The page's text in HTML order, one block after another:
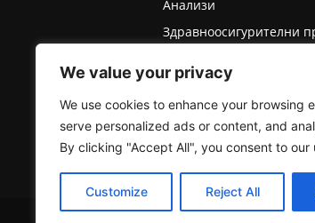
We value your privacy
We use cookies to enhance your browsing
serve personalized ads or content, and
By clicking "Accept All", you consent to our
Customize Reject All
Анализи
Здравноосигурителни
Медицинска
2025 © Пациентски вестник.